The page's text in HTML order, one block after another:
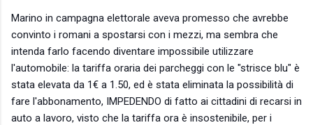
Marino in campagna elettorale aveva promesso che avrebbe
convinto i romani a spostarsi con i mezzi, ma sembra che
intenda farlo facendo diventare impossibile utilizzare
l'automobile: la tariffa oraria dei parcheggi con le "strisce blu" è
stata elevata da 1€ a 1.50, ed è stata eliminata la possibilità di
fare l'abbonamento, IMPEDENDO di fatto ai cittadini di recarsi in
auto a lavoro, visto che la tariffa ora è insostenibile, per i